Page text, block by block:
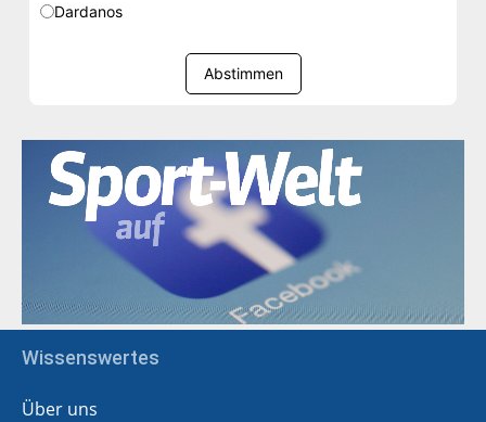
Dardanos
Abstimmen
Wissenswertes
Über uns